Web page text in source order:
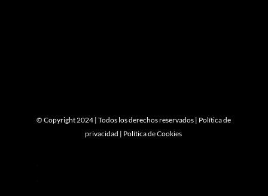
© Copyright 2024 | Todos los derechos reservados | Política de
privacidad | Política de Cookies